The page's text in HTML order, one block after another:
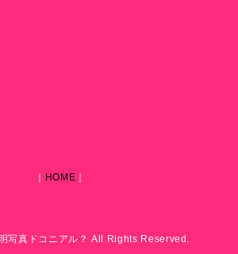
HOME
写真ドコニアル？ All Rights Reserved.